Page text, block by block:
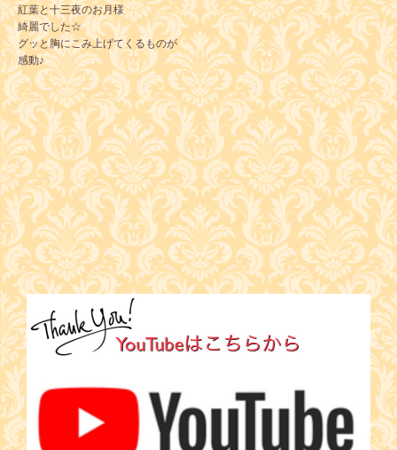
紅葉と十三夜のお月様
綺麗でした☆
グッと胸にこみ上げてくるものが
感動♪